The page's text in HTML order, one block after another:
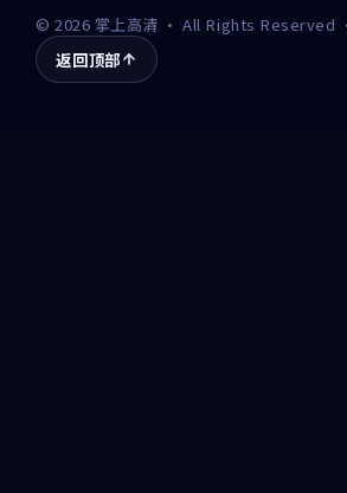
©2026 掌上高清 · All Rights Reserved
返回顶部